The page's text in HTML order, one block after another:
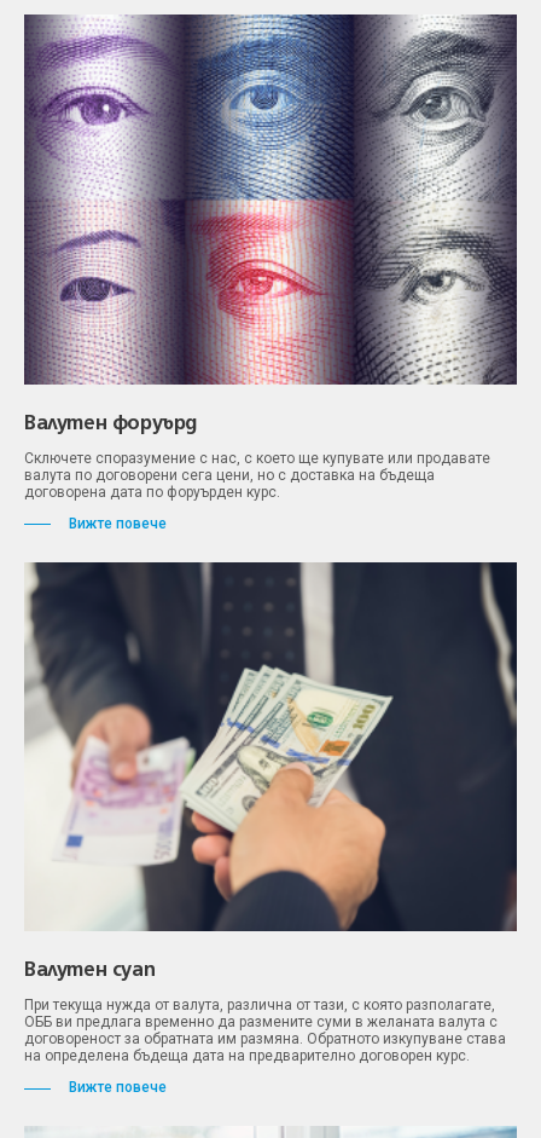
Валутен форуърд
Сключете споразумение с нас, с което ще купувате или продавате
валута по договорени сега цени, но с доставка на бъдеща
договорена дата по форуърден курс.
Вижте повече
Валутен суап
При текуща нужда от валута, различна от тази, с която разполагате,
ОББ ви предлага временно да размените суми в желаната валута с
договореност за обратната им размяна. Обратното изкупуване става
на определена бъдеща дата на предварително договорен курс.
Вижте повече